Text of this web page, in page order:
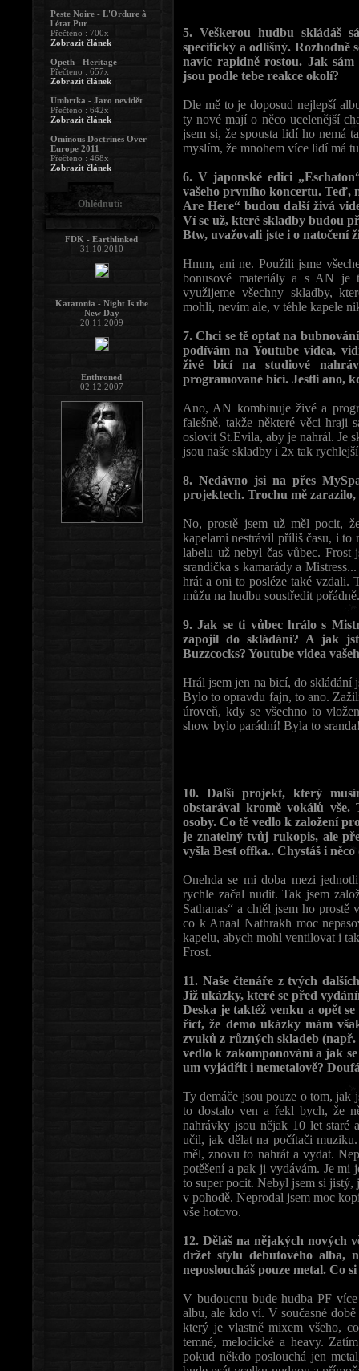
5. Veškerou hudbu skládáš
specifický a odlišný. Rozhodně
navíc rapidně rostou. Jak
jsou podle tebe reakce okolí?
Dle mě to je doposud nejlepší
ty nové mají o něco ucelenější
jsem si, že spousta lidí ho nemá
myslím, že mnohem více lidí má
6. V japonské edici
vašeho prvního koncertu. Teď,
Are Here“ budou další živá
Ví se už, které skladby budou
Btw, uvažovali jste i o natočení
Hmm, ani ne. Použili jsme
bonusové materiály a s AN je
využijeme všechny skladby,
mohli, nevím ale, v téhle kapele
7. Chci se tě optat na
podívám na Youtube videa,
živé bicí na studiové
programované bicí. Jestli ano,
Ano, AN kombinuje živé a
falešně, takže některé věci hraji
oslovit St.Evila, aby je nahrál. Je
jsou naše skladby i 2x tak
8. Nedávno jsi na přes
projektech. Trochu mě
No, prostě jsem už měl pocit,
kapelami nestrávil příliš času, i to
labelu už nebyl čas vůbec.
srandička s kamarády a
hrát a oni to posléze také vzdali.
můžu na hudbu soustředit pořádně.
9. Jak se ti vůbec hrálo s
zapojil do skládání? A jak
Buzzcocks? Youtube videa
Hrál jsem jen na bicí, do skládání
Bylo to opravdu fajn, to ano.
úroveň, kdy se všechno to
show bylo parádní! Byla to
10. Další projekt, který
obstarával kromě vokálů
osoby. Co tě vedlo k založení
je znatelný tvůj rukopis, ale
vyšla Best offka.. Chystáš i něco
Onehda se mi doba mezi
rychle začal nudit. Tak jsem
Sathanas“ a chtěl jsem ho
co k Anaal Nathrakh moc
kapelu, abych mohl ventilovat i
Frost.
11. Naše čtenáře z tvých
Již ukázky, které se před
Deska je taktéž venku a opět
říct, že demo ukázky mám
zvuků z různých skladeb
vedlo k zakomponování a jak
um vyjádřit i nemetalově?
Ty demáče jsou pouze o tom, jak
to dostalo ven a řekl bych, že
nahrávky jsou nějak 10 let staré
učil, jak dělat na počítači
měl, znovu to nahrát a vydat.
potěšení a pak ji vydávám. Je mi
to super pocit. Nebyl jsem si jistý,
v pohodě. Neprodal jsem moc
vše hotovo.
12. Děláš na nějakých nových
držet stylu debutového alba,
neposloucháš pouze metal. Co
V budoucnu bude hudba PF
albu, ale kdo ví. V současné
který je vlastně mixem všeho,
temné, melodické a heavy.
pokud někdo poslouchá jen
Peste Noire - L'Ordure à
l'état Pur
Přečteno : 700x
Zobrazit článek
Opeth - Heritage
Přečteno : 657x
Zobrazit článek
Umbrtka - Jaro nevidět
Přečteno : 642x
Zobrazit článek
Ominous Doctrines Over
Europe 2011
Přečteno : 468x
Zobrazit článek
Ohlédnutí:
FDK - Earthlinked
31.10.2010
Katatonia - Night Is the
New Day
20.11.2009
Enthroned
02.12.2007